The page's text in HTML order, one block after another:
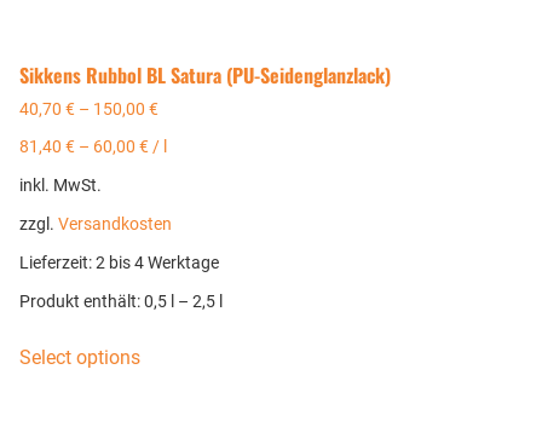
Sikkens Rubbol BL Satura (PU-Seidenglanzlack)
40,70 € – 150,00 €
81,40 € – 60,00 €/
inkl. MwSt.
zzgl. Versandkosten
Lieferzeit:2 bis 4 Werktage
Produkt enthält: 0,5 – 2,5
Select options